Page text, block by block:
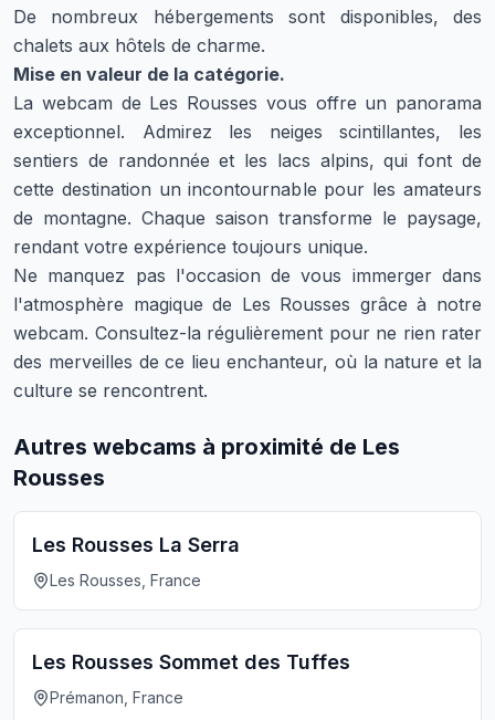
De nombreux hébergements sont disponibles, des
chalets aux hôtels de charme.
Mise en valeur de la catégorie.
La webcam de Les Rousses vous offre un panorama
exceptionnel. Admirez les neiges scintillantes, les
sentiers de randonnée et les lacs alpins, qui font de
cette destination un incontournable pour les amateurs
de montagne. Chaque saison transforme le paysage,
rendant votre expérience toujours unique.
Ne manquez pas l'occasion de vous immerger dans
l'atmosphère magique de Les Rousses grâce à notre
webcam. Consultez-la régulièrement pour ne rien rater
des merveilles de ce lieu enchanteur, où la nature et la
culture se rencontrent.
Autres webcams à proximité de Les
Rousses
Les Rousses La Serra
Les Rousses, France
Les Rousses Sommet des Tuffes
Prémanon, France